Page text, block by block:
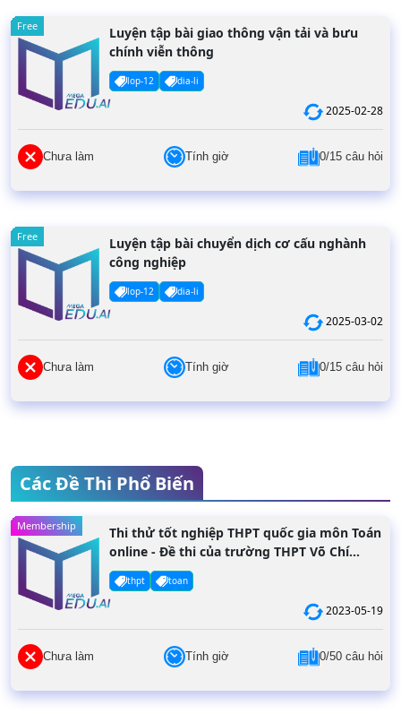
Free
Luyện tập bài giao thông vận tải và bưu
chính viễn thông
lop-12 dia-li
2025-02-28
Chưa làm Tính giờ 0/15 câu hỏi
Free
Luyện tập bài chuyển dịch cơ cấu nghành
công nghiệp
lop-12 dia-li
2025-03-02
Chưa làm Tính giờ 0/15 câu hỏi
Các Đề Thi Phổ Biến
Membership
Thi thử tốt nghiệp THPT quốc gia môn Toán
online - Đề thi của trường THPT Võ Chí
Công năm 2022
thpt toan
2023-05-19
Chưa làm Tính giờ 0/50 câu hỏi